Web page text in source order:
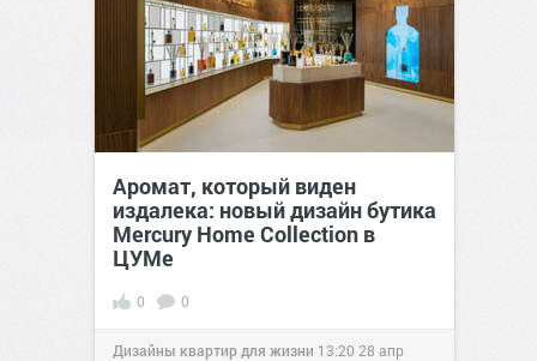
Аромат, который виден
издалека: новый дизайн бутика
Mercury Home Collection в
ЦУМе
0 0
Дизайны квартир для жизни 13:20 28 апр